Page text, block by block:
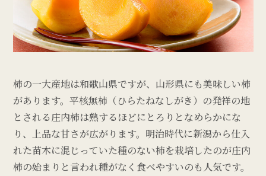
柿の一大産地は和歌山県ですが、山形県にも美味しい柿
があります。平核無柿（ひらたねなしがき）の発祥の地
とされる庄内柿は熟するほどにとろりとなめらかにな
り、上品な甘さが広がります。明治時代に新潟から仕入
れた苗木に混じっていた種のない柿を栽培したのが庄内
柿の始まりと言われ種がなく食べやすいのも人気です。